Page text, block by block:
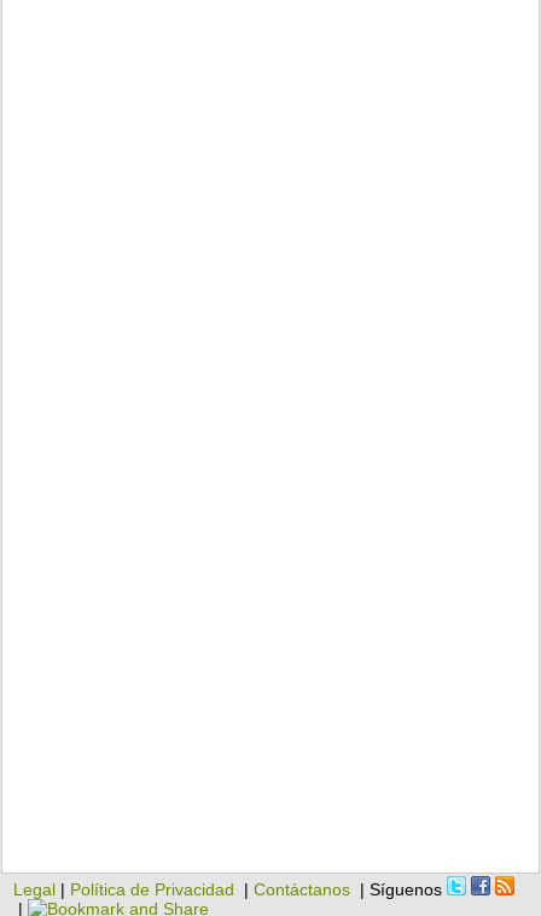
Legal | Política de Privacidad |Contáctanos | Síguenos
|